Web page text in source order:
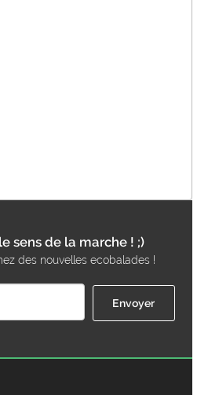
sens de la marche ! ;)
des nouvelles ecobalades !